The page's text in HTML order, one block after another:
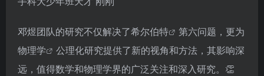
邓煜团队的研究不仅解决了希尔伯特
第六问题，更为
物理学
公理化研究提供了新的视角和方法，其影响深
远，值得数学和物理学界的广泛关注和深入研究。👏